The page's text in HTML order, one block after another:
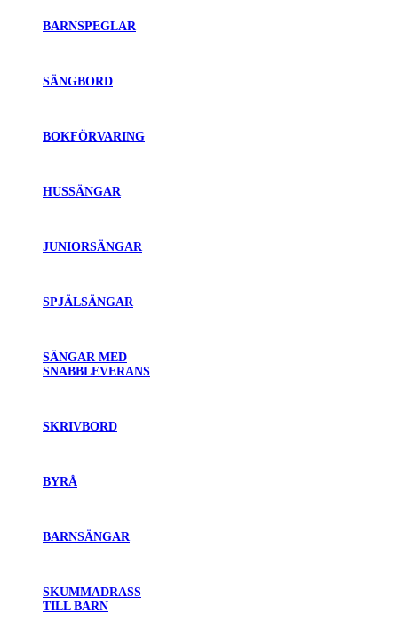
BARNSPEGLAR
SÄNGBORD
BOKFÖRVARING
HUSSÄNGAR
JUNIORSÄNGAR
SPJÄLSÄNGAR
SÄNGAR MED
SNABBLEVERANS
SKRIVBORD
BYRÅ
BARNSÄNGAR
SKUMMADRASS
TILL BARN